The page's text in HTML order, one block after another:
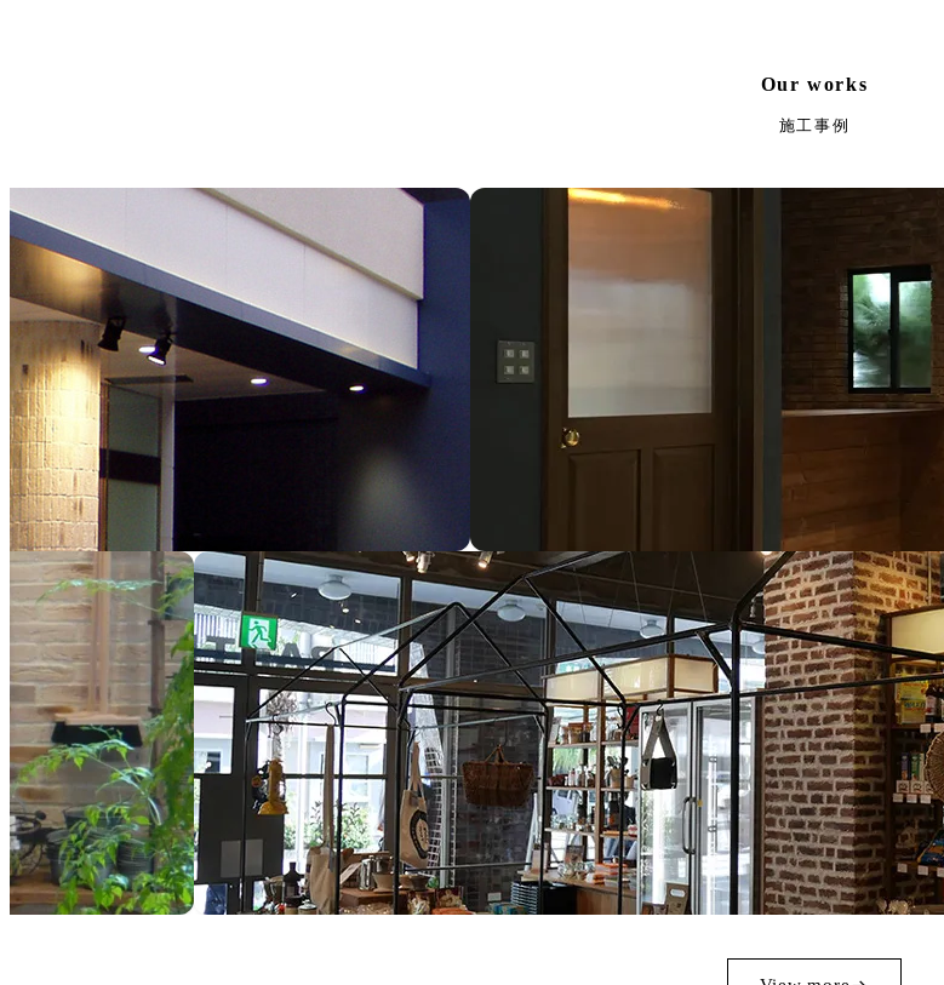
Our works
施工事例